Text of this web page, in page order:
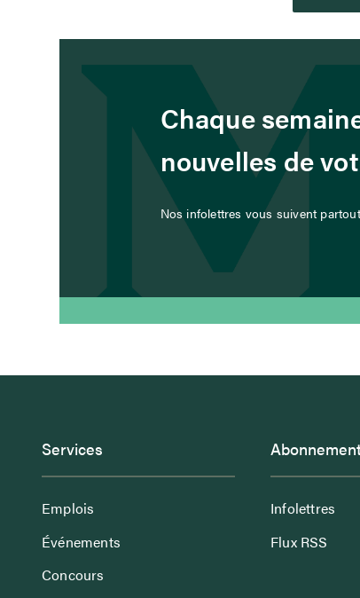
Chaque
nouvelles de
Nos infolettres vous suivent
Services
Emplois
Événements
Concours
Infolettres
Flux RSS